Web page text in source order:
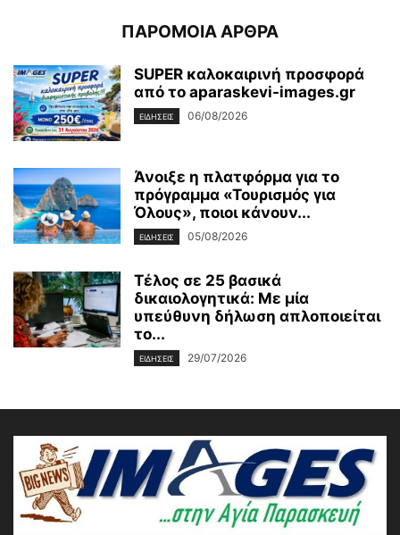
ΠΑΡΟΜΟΙΑ ΑΡΘΡΑ
SUPER καλοκαιρινή προσφορά
από το aparaskevi-images.gr
ΕΙΔΗΣΕΙΣ 06/08/2026
Άνοιξε η πλατφόρμα για το
πρόγραμμα «Τουρισμός για
Όλους», ποιοι κάνουν...
ΕΙΔΗΣΕΙΣ 05/08/2026
Τέλος σε 25 βασικά
δικαιολογητικά: Με μία
υπεύθυνη δήλωση απλοποιείται
το...
ΕΙΔΗΣΕΙΣ 29/07/2026